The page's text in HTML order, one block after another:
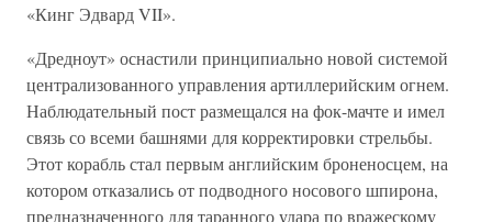
«Кинг Эдвард VII».
«Дредноут» оснастили принципиально новой системой
централизованного управления артиллерийским огнем.
Наблюдательный пост размещался на фок-мачте и имел
связь со всеми башнями для корректировки стрельбы.
Этот корабль стал первым английским броненосцем, на
котором отказались от подводного носового шпирона,
предназначенного для таранного удара по вражескому